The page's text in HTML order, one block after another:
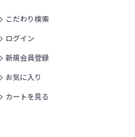
こだわり検索
ログイン
新規会員登録
お気に入り
カートを見る